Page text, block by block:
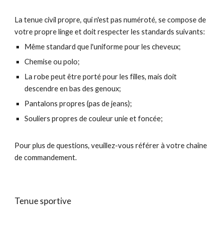
La tenue civil propre, qui n'est pas numéroté, se compose de
votre propre linge et doit respecter les standards suivants:
Même standard que l'uniforme pour les cheveux;
Chemise ou polo;
La robe peut être porté pour les filles, mais doit
descendre en bas des genoux;
Pantalons propres (pas de jeans);
Souliers propres de couleur unie et foncée;
Pour plus de questions, veuillez-vous référer à votre chaîne
de commandement.
Tenue sportive